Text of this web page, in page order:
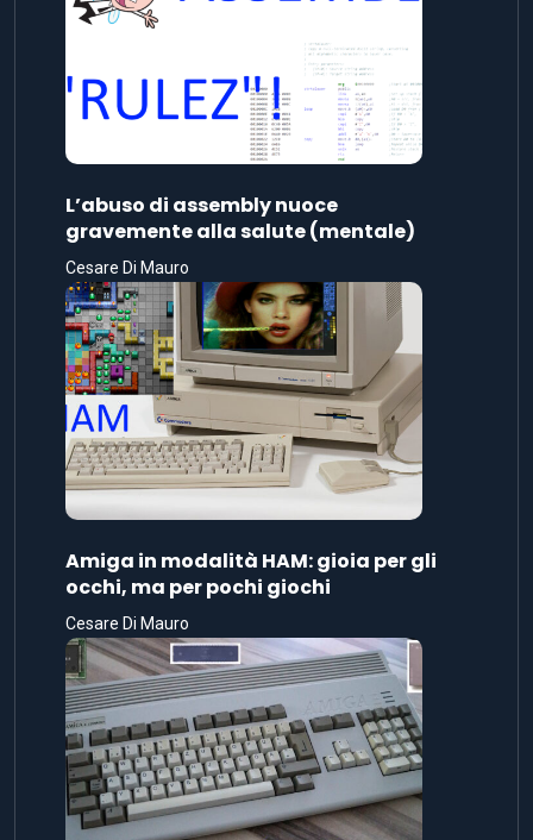
L’abuso di assembly nuoce
gravemente alla salute (mentale)
Cesare Di Mauro
Amiga in modalità HAM: gioia per gli
occhi, ma per pochi giochi
Cesare Di Mauro